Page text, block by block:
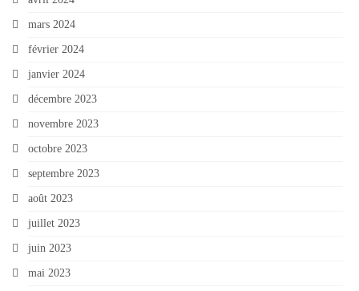
mars 2024
février 2024
janvier 2024
décembre 2023
novembre 2023
octobre 2023
septembre 2023
août 2023
juillet 2023
juin 2023
mai 2023